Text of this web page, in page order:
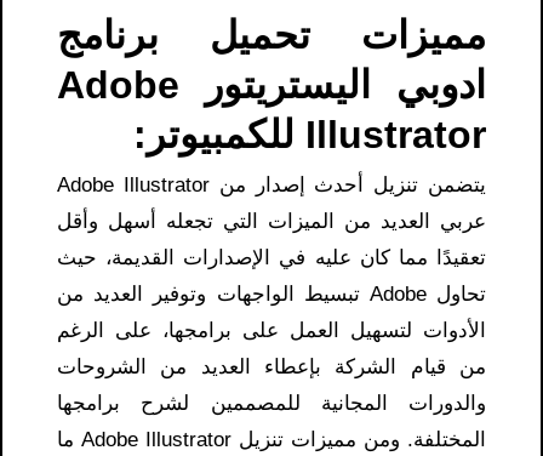
مميزات تحميل برنامج
ادوبي اليستريتور Adobe
Illustrator للكمبيوتر:
يتضمن تنزيل أحدث إصدار من Adobe Illustrator
عربي العديد من الميزات التي تجعله أسهل وأقل
تعقيدًا مما كان عليه في الإصدارات القديمة، حيث
تحاول Adobe تبسيط الواجهات وتوفير العديد من
الأدوات لتسهيل العمل على برامجها، على الرغم
من قيام الشركة بإعطاء العديد من الشروحات
والدورات المجانية للمصممين لشرح برامجها
المختلفة. ومن مميزات تنزيل Adobe Illustrator ما